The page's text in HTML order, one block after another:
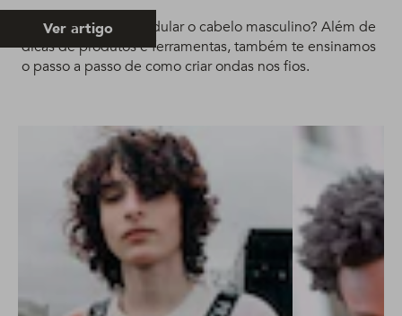
Quer saber como ondular o cabelo masculino? Além de
dicas de produtos e ferramentas, também te ensinamos
o passo a passo de como criar ondas nos fios.
Ver artigo